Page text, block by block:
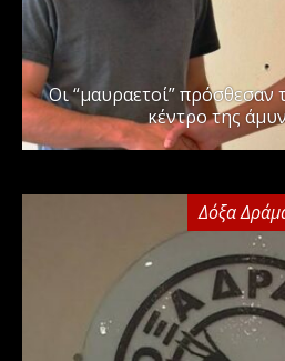
Οι “μαυραετοί” πρόσθεσαν
κέντρο της
Δόξα